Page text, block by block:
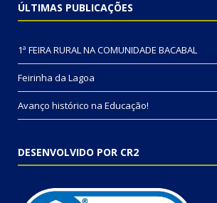
ÚLTIMAS PUBLICAÇÕES
1ª FEIRA RURAL NA COMUNIDADE BACABAL
Feirinha da Lagoa
Avanço histórico na Educação!
DESENVOLVIDO POR CR2